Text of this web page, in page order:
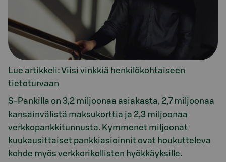
Lue artikkeli: Viisi vinkkiä henkilökohtaiseen
tietoturvaan
S-Pankilla on 3,2 miljoonaa asiakasta, 2,7 miljoonaa
kansainvälistä maksukorttia ja 2,3 miljoonaa
verkkopankkitunnusta. Kymmenet miljoonat
kuukausittaiset pankkiasioinnit ovat houkutteleva
kohde myös verkkorikollisten hyökkäyksille.